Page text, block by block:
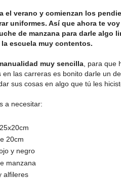
el verano y comienzan los
uniformes. Así que ahora te
de manzana para darle algo
escuela muy contentos.
muy sencilla , para que
en las carreras es bonito darle un
sus cosas en algo que tú les
a necesitar:
20cm
y negro
manzana
alfileres